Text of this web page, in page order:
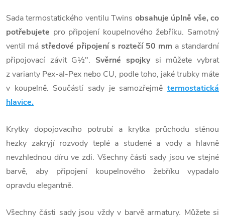
Sada termostatického ventilu Twins obsahuje úplně vše, co
potřebujete pro připojení koupelnového žebříku. Samotný
ventil má středové připojení s roztečí 50 mm a standardní
připojovací závit G½". Svěrné spojkysi můžete vybrat
z varianty Pex-al-Pex nebo CU, podle toho, jaké trubky máte
v koupelně. Součástí sady je samozřejmě termostatická
hlavice.
Krytky dopojovacího potrubí a krytka průchodu stěnou
hezky zakryjí rozvody teplé a studené a vody a hlavně
nevzhlednou díru ve zdi. Všechny části sady jsou ve stejné
barvě, aby připojení koupelnového žebříku vypadalo
opravdu elegantně.
Všechny části sady jsou vždy v barvě armatury. Můžete si